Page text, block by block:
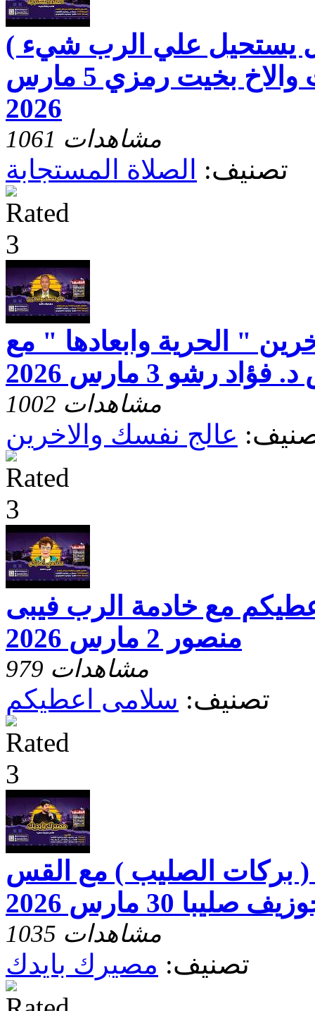
يستحيل علي الرب شيء )
مع الاخت رفقه بخيت والاخ بخيت رمزي 5 مارس
2026
1061 مشاهدات
تصنيف: الصلاة المستجابة
" الحرية وابعادها " مع
رشو 3 مارس 2026
1002 مشاهدات
عالج نفسك والاخرين
مع خادمة الرب فيبى
منصور 2 مارس 2026
979 مشاهدات
تصنيف: سلامى اعطيكم
بركات الصليب ) مع القس
صليبا 30 مارس 2026
1035 مشاهدات
تصنيف: مصيرك بايدك